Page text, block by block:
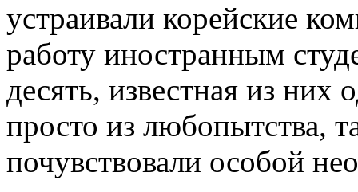
устраивали корейские
работу иностранным
десять, известная из
просто из любопытства,
почувствовали особой